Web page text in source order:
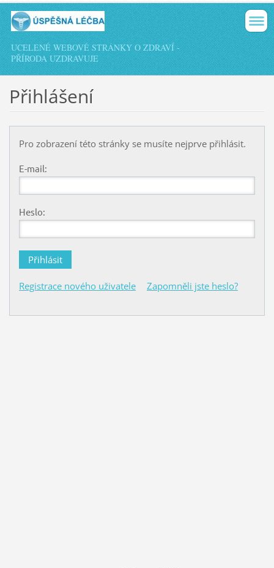
UCELENÉ WEBOVÉ STRÁNKY O ZDRAVÍ -
PŘÍRODA UZDRAVUJE
Přihlášení
Pro zobrazení této stránky se musíte nejprve přihlásit.
E-mail:
Heslo:
Registrace nového uživatele Zapomněli jste heslo?